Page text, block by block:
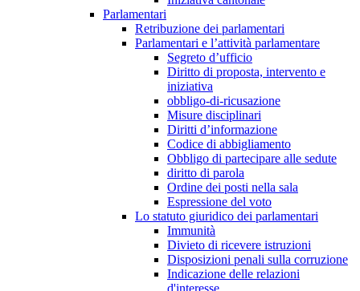
Parlamentari
Retribuzione dei parlamentari
Parlamentari e l’attività parlamentare
Segreto d’ufficio
Diritto di proposta, intervento e
iniziativa
obbligo-di-ricusazione
Misure disciplinari
Diritti d’informazione
Codice di abbigliamento
Obbligo di partecipare alle sedute
diritto di parola
Ordine dei posti nella sala
Espressione del voto
Lo statuto giuridico dei parlamentari
Immunità
Divieto di ricevere istruzioni
Disposizioni penali sulla corruzione
Indicazione delle relazioni